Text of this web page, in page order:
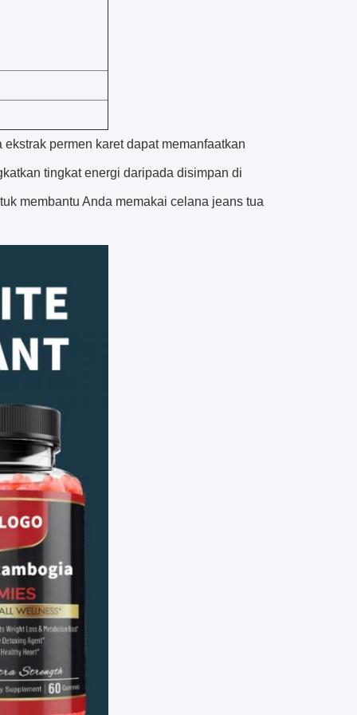
permen karet dapat memanfaatkan
tingkat energi daripada disimpan di
membantu Anda memakai celana jeans tua